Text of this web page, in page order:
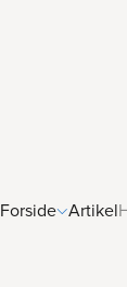
Forside Artikel